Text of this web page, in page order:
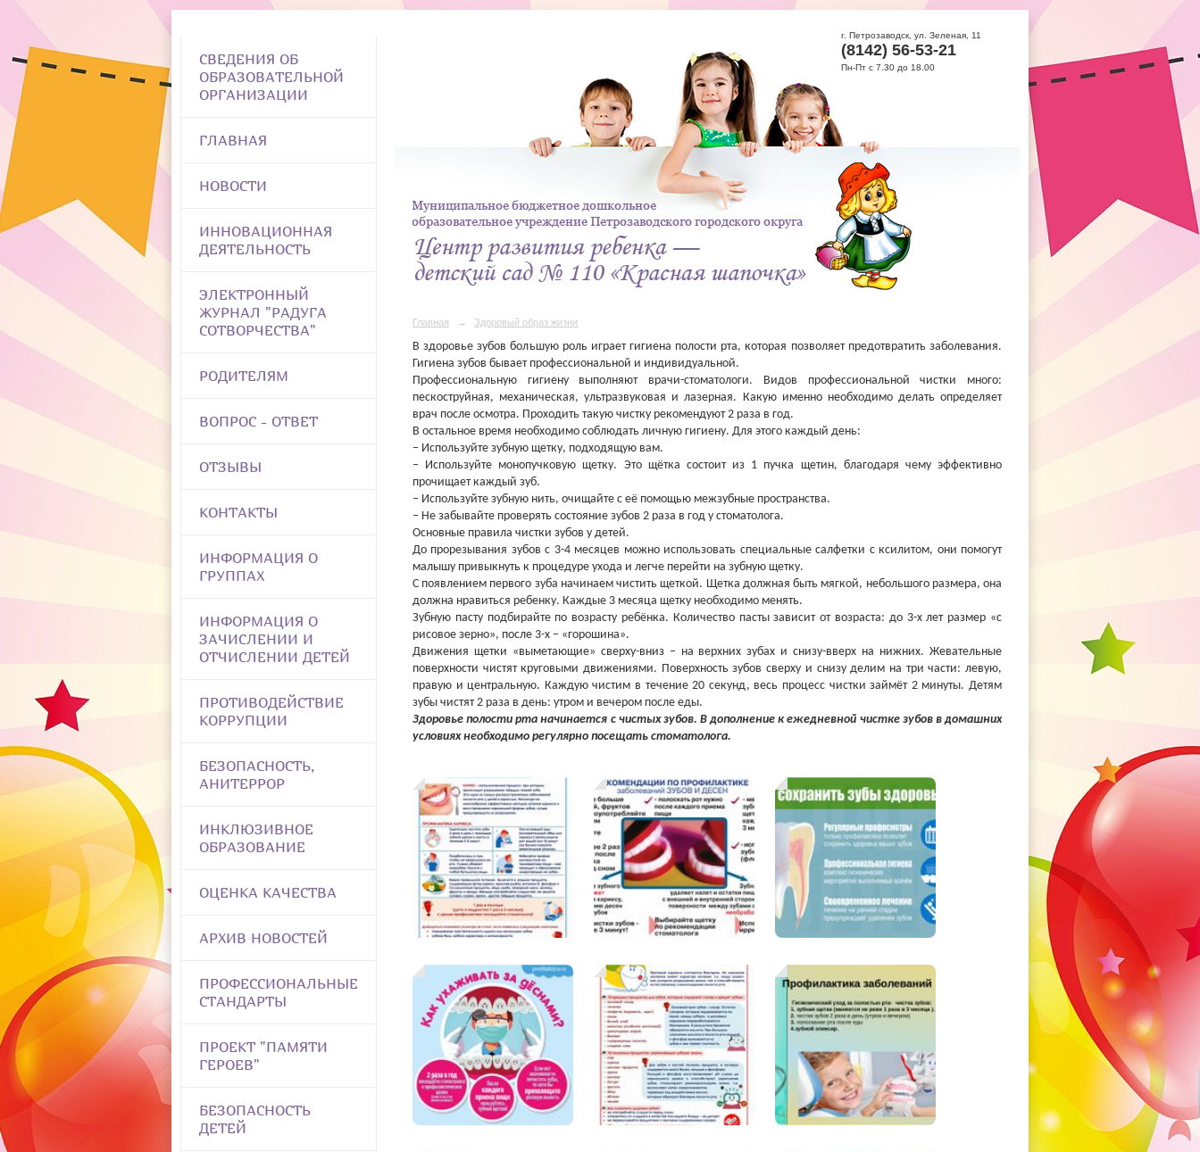
СВЕДЕНИЯ ОБ
ОБРАЗОВАТЕЛЬНОЙ
ОРГАНИЗАЦИИ
ГЛАВНАЯ
НОВОСТИ
ИННОВАЦИОННАЯ
ДЕЯТЕЛЬНОСТЬ
ЭЛЕКТРОННЫЙ
ЖУРНАЛ "РАДУГА
СОТВОРЧЕСТВА"
РОДИТЕЛЯМ
ВОПРОС - ОТВЕТ
ОТЗЫВЫ
КОНТАКТЫ
ИНФОРМАЦИЯ О
ГРУППАХ
ИНФОРМАЦИЯ О
ЗАЧИСЛЕНИИ И
ОТЧИСЛЕНИИ ДЕТЕЙ
ПРОТИВОДЕЙСТВИЕ
КОРРУПЦИИ
БЕЗОПАСНОСТЬ,
АНИТЕРРОР
ИНКЛЮЗИВНОЕ
ОБРАЗОВАНИЕ
ОЦЕНКА КАЧЕСТВА
АРХИВ НОВОСТЕЙ
ПРОФЕССИОНАЛЬНЫЕ
СТАНДАРТЫ
ПРОЕКТ "ПАМЯТИ
ГЕРОЕВ"
БЕЗОПАСНОСТЬ
ДЕТЕЙ
г. Петрозаводск, ул. Зеленая, 11
(8142) 56-53-21
Пн-Пт с 7.30 до 18.00
Главная → Здоровый образ жизни
В здоровье зубов большую роль играет гигиена полости рта, которая позволяет предотвратить заболевания.
Гигиена зубов бывает профессиональной и индивидуальной.
Профессиональную гигиену выполняют врачи-стоматологи. Видов профессиональной чистки много:
пескоструйная, механическая, ультразвуковая и лазерная. Какую именно необходимо делать определяет
врач после осмотра. Проходить такую чистку рекомендуют 2 раза в год.
В остальное время необходимо соблюдать личную гигиену. Для этого каждый день:
– Используйте зубную щетку, подходящую вам.
– Используйте монопучковую щетку. Это щётка состоит из 1 пучка щетин, благодаря чему эффективно
прочищает каждый зуб.
– Используйте зубную нить, очищайте с её помощью межзубные пространства.
– Не забывайте проверять состояние зубов 2 раза в год у стоматолога.
Основные правила чистки зубов у детей.
До прорезывания зубов с 3-4 месяцев можно использовать специальные салфетки с ксилитом, они помогут
малышу привыкнуть к процедуре ухода и легче перейти на зубную щетку.
С появлением первого зуба начинаем чистить щеткой. Щетка должная быть мягкой, небольшого размера, она
должна нравиться ребенку. Каждые 3 месяца щетку необходимо менять.
Зубную пасту подбирайте по возрасту ребёнка. Количество пасты зависит от возраста: до 3-х лет размер «с
рисовое зерно», после 3-х – «горошина».
Движения щетки «выметающие» сверху-вниз – на верхних зубах и снизу-вверх на нижних. Жевательные
поверхности чистят круговыми движениями. Поверхность зубов сверху и снизу делим на три части: левую,
правую и центральную. Каждую чистим в течение 20 секунд, весь процесс чистки займёт 2 минуты. Детям
зубы чистят 2 раза в день: утром и вечером после еды.
Здоровье полости рта начинается с чистых зубов. В дополнение к ежедневной чистке зубов в домашних
условиях необходимо регулярно посещать стоматолога.